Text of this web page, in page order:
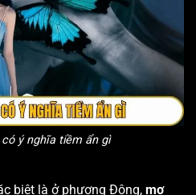
ý nghĩa tiềm ẩn gì
biệt là ở phương Đông, mơ